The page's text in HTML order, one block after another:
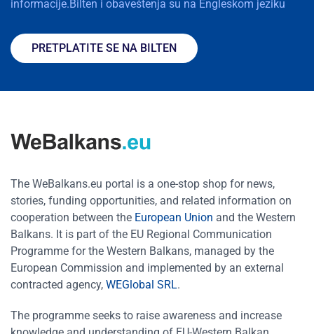
informacije.Bilten i obaveštenja su na Engleskom jeziku
PRETPLATITE SE NA BILTEN
The WeBalkans.eu portal is a one-stop shop for news,
stories, funding opportunities, and related information on
cooperation between the European Union and the Western
Balkans. It is part of the EU Regional Communication
Programme for the Western Balkans, managed by the
European Commission and implemented by an external
contracted agency, WEGlobal SRL.
The programme seeks to raise awareness and increase